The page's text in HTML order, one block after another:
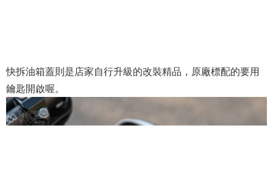
快拆油箱蓋則是店家自行升級的改裝精品，原廠標配的要用
鑰匙開啟喔。